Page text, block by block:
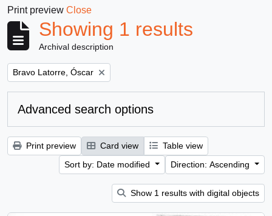
Print preview Close
Showing 1 results
Archival description
Remove filter:
Bravo Latorre, Óscar
Advanced search options
Print preview Card view
Table view
Sort by: Date modified
Direction: Ascending
Show 1 results with digital objects